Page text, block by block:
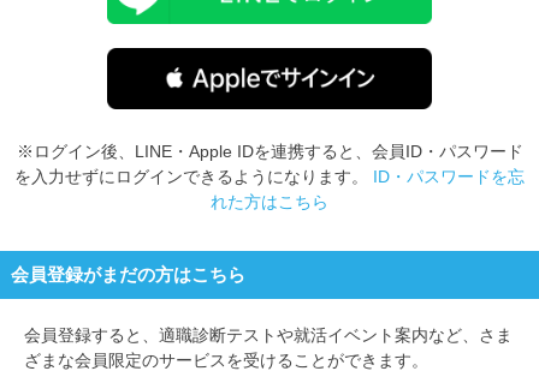
※ログイン後、LINE・Apple IDを連携すると、会員ID・パスワード
を入力せずにログインできるようになります。 ID・パスワードを忘
れた方はこちら
会員登録がまだの方はこちら
会員登録すると、 適職診断テストや就活イベント案内など、さま
ざまな会員限定のサービスを受けることができます。